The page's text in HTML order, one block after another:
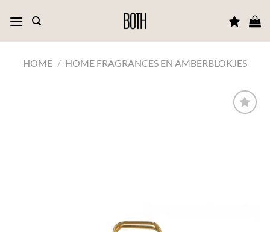
naar
HOME / HOME FRAGRANCES EN AMBERBLOKJES